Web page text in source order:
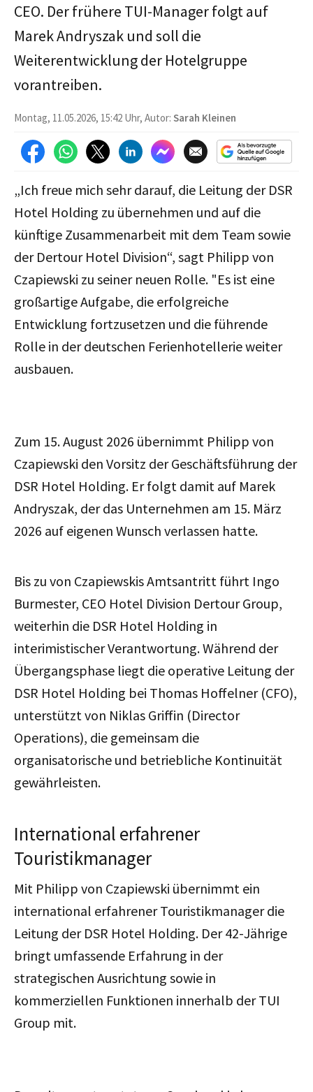
CEO. Der frühere TUI-Manager folgt auf
Marek Andryszak und soll die
Weiterentwicklung der Hotelgruppe
vorantreiben.
Montag, 11.05.2026, 15:42 Uhr, Autor: Sarah Kleinen
„Ich freue mich sehr darauf, die Leitung der DSR
Hotel Holding zu übernehmen und auf die
künftige Zusammenarbeit mit dem Team sowie
der Dertour Hotel Division“, sagt Philipp von
Czapiewski zu seiner neuen Rolle. "Es ist eine
großartige Aufgabe, die erfolgreiche
Entwicklung fortzusetzen und die führende
Rolle in der deutschen Ferienhotellerie weiter
ausbauen.
Zum 15. August 2026 übernimmt Philipp von
Czapiewski den Vorsitz der Geschäftsführung der
DSR Hotel Holding. Er folgt damit auf Marek
Andryszak, der das Unternehmen am 15. März
2026 auf eigenen Wunsch verlassen hatte.
Bis zu von Czapiewskis Amtsantritt führt Ingo
Burmester, CEO Hotel Division Dertour Group,
weiterhin die DSR Hotel Holding in
interimistischer Verantwortung. Während der
Übergangsphase liegt die operative Leitung der
DSR Hotel Holding bei Thomas Hoffelner (CFO),
unterstützt von Niklas Griffin (Director
Operations), die gemeinsam die
organisatorische und betriebliche Kontinuität
gewährleisten.
International erfahrener
Touristikmanager
Mit Philipp von Czapiewski übernimmt ein
international erfahrener Touristikmanager die
Leitung der DSR Hotel Holding. Der 42-Jährige
bringt umfassende Erfahrung in der
strategischen Ausrichtung sowie in
kommerziellen Funktionen innerhalb der TUI
Group mit.